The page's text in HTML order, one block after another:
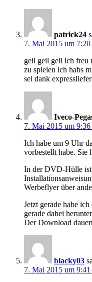
patrick24
7. Mai 2015 um
geil geil geil ich freu
zu spielen ich habs
sei dank
Iveco-
7. Mai 2015 um
Ich habe um 9 Uhr
vorbestellt habe. Sie
In der DVD-Hülle
Werbeflyer über
Jetzt gerade habe
gerade dabei
Der Download
blacky03
7. Mai 2015 um